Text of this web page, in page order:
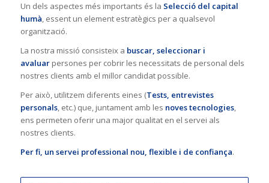
Un dels aspectes més importants és la Selecció del capital
humà, essent un element estratègics per a qualsevol
organització.
La nostra missió consisteix a buscar, seleccionar i
avaluarpersones per cobrir les necessitats de personal dels
nostres clients amb el millor candidat possible.
Per això, utilitzem diferents eines (Tests, entrevistes
personals, etc.) que, juntament amb les noves tecnologies,
ens permeten oferir una major qualitat en el servei als
nostres clients.
Per fi, un servei professional nou, flexible i de confiança.